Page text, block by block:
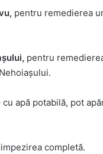
pentru remedierea
pentru
apă potabilă, pot
completă.